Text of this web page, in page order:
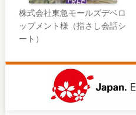
株式会社東急モールズデベロ
ップメント様（指さし会話シ
ート）